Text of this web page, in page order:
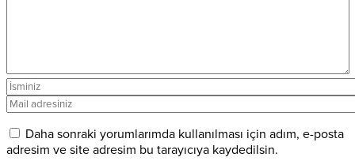
Daha sonraki yorumlarımda kullanılması için adım, e-posta
adresim ve site adresim bu tarayıcıya kaydedilsin.